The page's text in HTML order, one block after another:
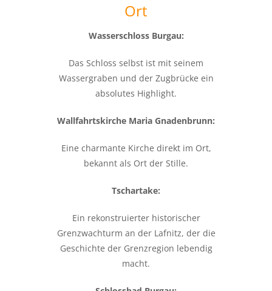
Ort
Wasserschloss Burgau:
Das Schloss selbst ist mit seinem
Wassergraben und der Zugbrücke ein
absolutes Highlight.
Wallfahrtskirche Maria Gnadenbrunn:
Eine charmante Kirche direkt im Ort,
bekannt als Ort der Stille.
Tschartake:
Ein rekonstruierter historischer
Grenzwachturm an der Lafnitz, der die
Geschichte der Grenzregion lebendig
macht.